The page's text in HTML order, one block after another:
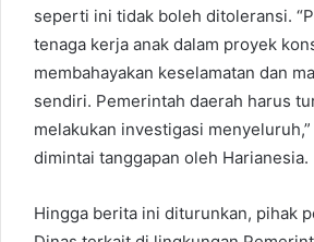
seperti ini tidak boleh ditoleransi.
tenaga kerja anak dalam proyek
membahayakan keselamatan dan
sendiri. Pemerintah daerah harus
melakukan investigasi
dimintai tanggapan oleh Harianesia.
Hingga berita ini diturunkan, pihak